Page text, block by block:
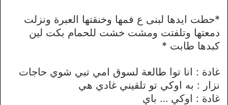
*حطت ايدها لبنى ع فمها وخنقتها العبرة ونزلت
دمعتها وتلفتت ومشت خشت للحمام بكت لين
كبدها طابت *
غادة : انا توا طالعة لسوق امي تبي شوي حاجات
نزار : به اوكي تو تلقيني غادي هي
غادة : اوكي … باي